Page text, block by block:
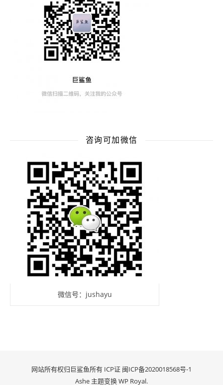
咨询可加微信
微信号：jushayu
网站所有权归巨鲨鱼所有 ICP证 闽ICP备2020018568号-1
Ashe 主题变换WP Royal.